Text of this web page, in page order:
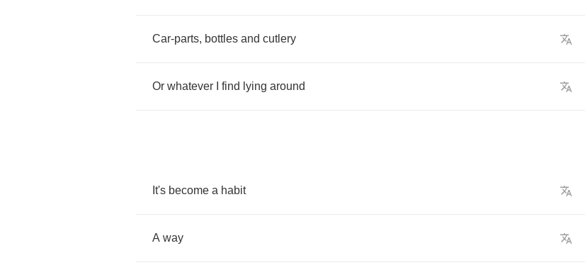
Car-parts, bottles and cutlery
Or whatever find lying around
It's become a habit
A way